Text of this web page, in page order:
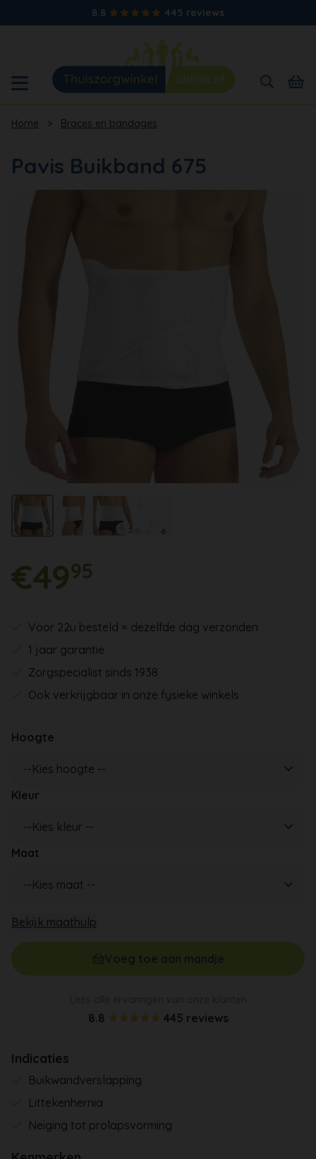
8.8 445 reviews
Home > Braces en bandages
Pavis Buikband 675
€4995
Voor 22u besteld = dezelfde dag verzonden
1 jaar garantie
Zorgspecialist sinds 1938
Ook verkrijgbaar in onze fysieke winkels
Hoogte
Kleur
Maat
Bekijk maathulp
8.8 445 reviews
Indicaties
Buikwandverslapping
Littekenhernia
Neiging tot prolapsvorming